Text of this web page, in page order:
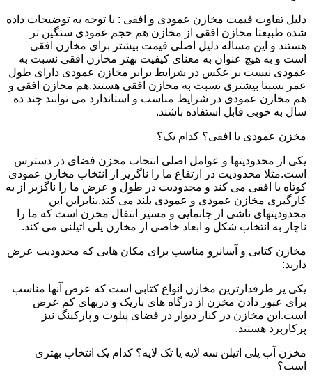
دلیل تفاوت قیمت مخازن عمودی و افقی : با توجه به توضیحات داده
شده طبیعتا مخازن افقی از مخازن هم حجم عمودی سنگین تر
هستند و این مساله دلیل اصلی قیمت بیشتر برای مخازن افقی
است و به هیچ عنوان به معنای کیفیت بهتر مخازن افقی نسبت به
عمودی نیست بر عکس در شرایط برابر مخازن عمودی دارای طول
عمر نسبتا بیشتری نسبت به مخازن افقی هستند.هم مخازن افقی و
هم مخازن عمودی در شرایط مناسب و استاندارد می توانند چند ده
سال به خوبی قابل استفاده باشند.
مخزن عمودی یا افقی؟ کدام یک؟
یکی از محدودیتها و عوامل اصلی انتخاب مخزن فضای در دسترس
است.مثلا محدودیت در ارتفاع ما را ناگزیر از انتخاب مخازن عمودی
کوتاه یا افقی می کند و محدودیت در طول و عرض ما را ناگزیر از به
کارگیری مخازن عمودی و عمودی بلند می کند.بنابراین این
محدودیتهای ناشی از جانمایی و مسیر انتقال مخزن است که ما را
ناچار به انتخاب شکل و ابعاد خاصی از مخازن پلی اتیلنی می کند.
مخازن کتابی و آسانرو مناسب برای مکان هایی که محدودیت عرض
دارند:
یکی پر طرفدارترین مخازن انواع کتابی است که عرض آنها مناسب
برای عبور دادن مخزن از درگاه های باریک و دربهای کم عرض
است.این مخازن در کنار دیوار در فضای پیلوت و پارکینگ نیز
پرکاربرد هستند.
مخزن آب پلی اتیلن سه لایه یا تک لایه؟ کدام یک انتخاب بهتری
است؟